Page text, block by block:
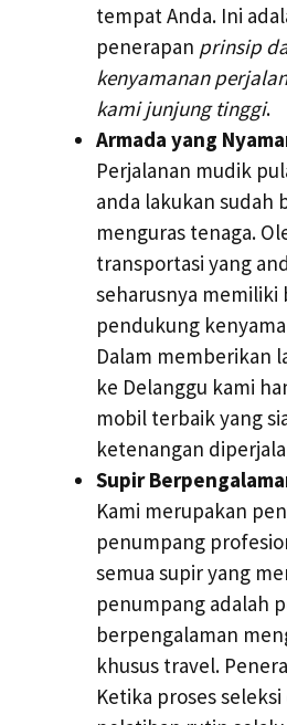
tempat Anda. Ini
penerapan prinsip
kenyamanan
kami junjung tinggi.
Armada yang
Perjalanan mudik
anda lakukan sudah
menguras tenaga.
transportasi yang
seharusnya memiliki
pendukung
Dalam memberikan
ke Delanggu kami
mobil terbaik yang
ketenangan
Supir
Kami merupakan
penumpang
semua supir yang
penumpang adalah
berpengalaman
khusus travel.
Ketika proses